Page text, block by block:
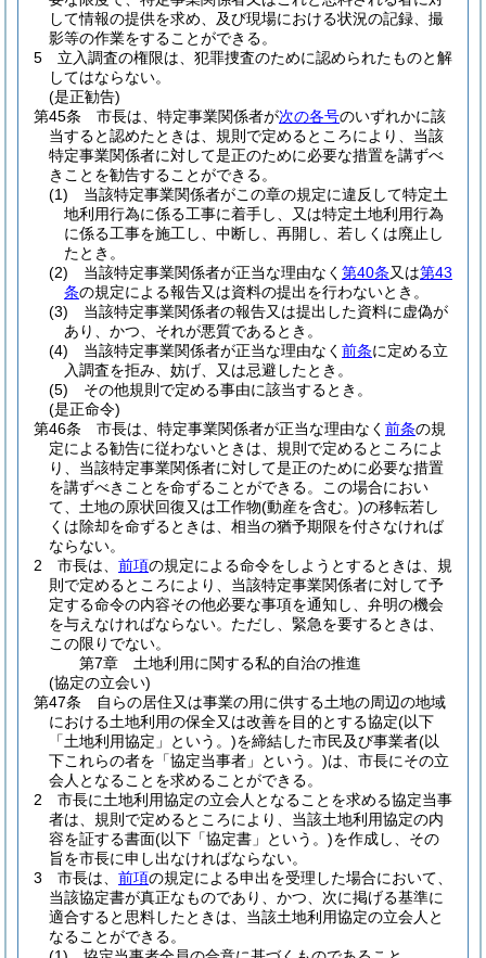
して情報の提供を求め、及び現場における状況の記録、撮
影等の作業をすることができる。
5
立入調査の権限は、犯罪捜査のために認められたものと解
してはならない。
(是正勧告)
第45条
市長は、特定事業関係者が次の各号のいずれかに該
当すると認めたときは、規則で定めるところにより、当該
特定事業関係者に対して是正のために必要な措置を講ずべ
きことを勧告することができる。
(1)
当該特定事業関係者がこの章の規定に違反して特定土
地利用行為に係る工事に着手し、又は特定土地利用行為
に係る工事を施工し、中断し、再開し、若しくは廃止し
たとき。
(2)
当該特定事業関係者が正当な理由なく 第40条又は第43
条の規定による報告又は資料の提出を行わないとき。
(3)
当該特定事業関係者の報告又は提出した資料に虚偽が
あり、かつ、それが悪質であるとき。
(4)
当該特定事業関係者が正当な理由なく 前条に定める立
入調査を拒み、妨げ、又は忌避したとき。
(5)
その他規則で定める事由に該当するとき。
(是正命令)
第46条
市長は、特定事業関係者が正当な理由なく 前条の規
定による勧告に従わないときは、規則で定めるところによ
り、当該特定事業関係者に対して是正のために必要な措置
を講ずべきことを命ずることができる。
この場合におい
て、土地の原状回復又は工作物(動産を含む。)の移転若し
くは除却を命ずるときは、相当の猶予期限を付さなければ
ならない。
2
市長は、 前項の規定による命令をしようとするときは、規
則で定めるところにより、当該特定事業関係者に対して予
定する命令の内容その他必要な事項を通知し、弁明の機会
を与えなければならない。 ただし、緊急を要するときは、
この限りでない。
第7章
土地利用に関する私的自治の推進
(協定の立会い)
第47条
自らの居住又は事業の用に供する土地の周辺の地域
における土地利用の保全又は改善を目的とする協定(以下
「土地利用協定」という。)を締結した市民及び事業者(以
下これらの者を「協定当事者」という。)は、市長にその立
会人となることを求めることができる。
2
市長に土地利用協定の立会人となることを求める協定当事
者は、規則で定めるところにより、当該土地利用協定の内
容を証する書面(以下「協定書」という。)を作成し、その
旨を市長に申し出なければならない。
3
市長は、 前項の規定による申出を受理した場合において、
当該協定書が真正なものであり、かつ、次に掲げる基準に
適合すると思料したときは、当該土地利用協定の立会人と
なることができる。